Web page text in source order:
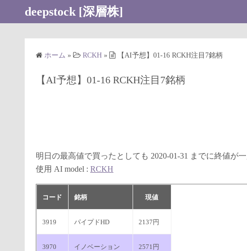
deepstock [深層株]
ホーム » RCKH » 【AI予想】01-16 RCKH注目7銘柄
【AI予想】01-16 RCKH注目7銘柄
明日の最高値で買ったとしても 2020-01-31 までに終値が
使用 AI model : RCKH
コード 銘柄 現値
3919 パイプドHD 2137円
3970 イノベーション 2571円